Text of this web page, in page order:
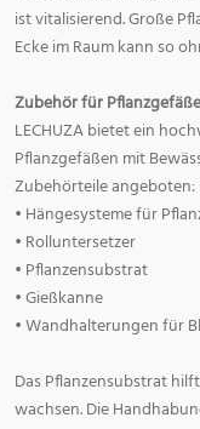
ist vitalisierend. Große
Ecke im Raum kann so
Zubehör für Pflanzgefäße
LECHUZA bietet ein
Pflanzgefäßen mit
Zubehörteile angeboten:
• Hängesysteme für
• Rolluntersetzer
• Pflanzensubstrat
• Gießkanne
• Wandhalterungen für
Das Pflanzensubstrat
wachsen. Die